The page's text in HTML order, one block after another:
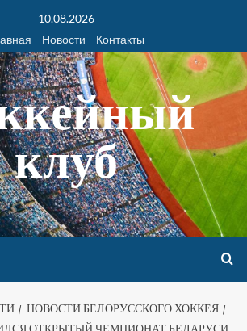
10.08.2026
Новости Контакты
клуб
НОВОСТИ БЕЛОРУССКОГО ХОККЕЯ